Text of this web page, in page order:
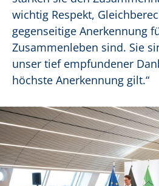
wichtig Respekt,
gegenseitige Anerkennung
Zusammenleben sind. Sie
unser tief empfundener
höchste Anerkennung gilt.“